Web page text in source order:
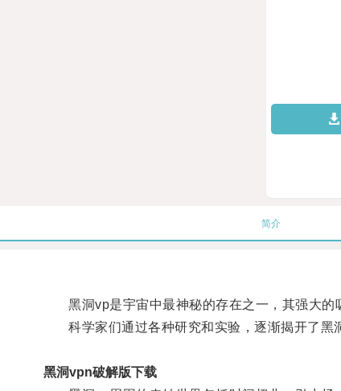
简介
黑洞vp是宇宙中最神秘的存在之一，其强大的
科学家们通过各种研究和实验，逐渐揭开了黑
黑洞vpn破解版下载